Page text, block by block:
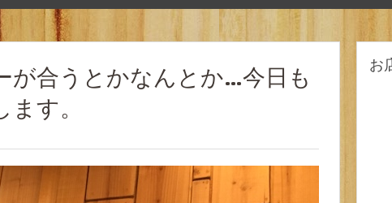
が合うとかなんとか…今日も
す。
お